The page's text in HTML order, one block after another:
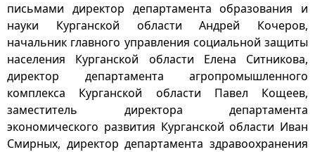
письмами директор департамента образования и
науки Курганской области Андрей Кочеров,
начальник главного управления социальной защиты
населения Курганской области Елена Ситникова,
директор департамента агропромышленного
комплекса Курганской области Павел Кощеев,
заместитель директора департамента
экономического развития Курганской области Иван
Смирных, директор департамента здравоохранения